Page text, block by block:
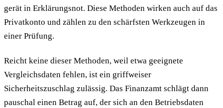
gerät in Erklärungsnot. Diese Methoden wirken auch auf das
Privatkonto und zählen zu den schärfsten Werkzeugen in
einer Prüfung.
Reicht keine dieser Methoden, weil etwa geeignete
Vergleichsdaten fehlen, ist ein griffweiser
Sicherheitszuschlag zulässig. Das Finanzamt schlägt dann
pauschal einen Betrag auf, der sich an den Betriebsdaten